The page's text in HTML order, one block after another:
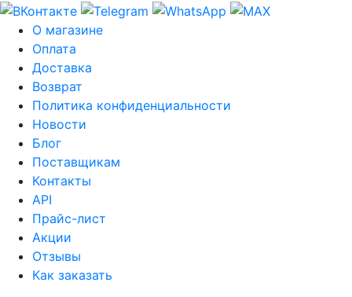
О магазине
Оплата
Доставка
Возврат
Политика конфиденциальности
Новости
Блог
Поставщикам
Контакты
API
Прайс-лист
Акции
Отзывы
Как заказать